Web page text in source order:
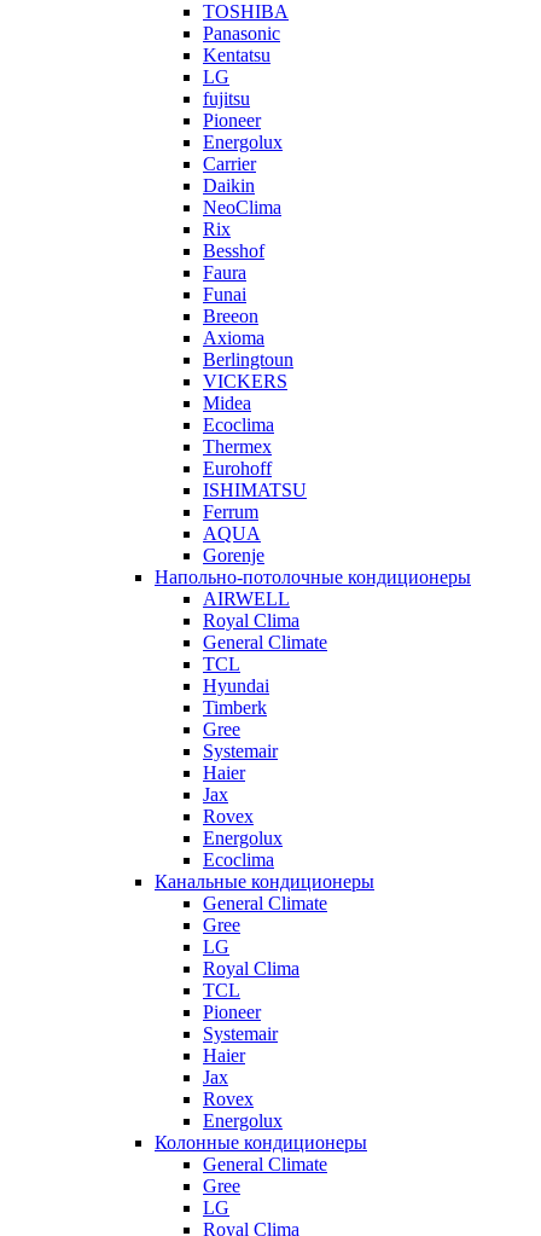
TOSHIBA
Panasonic
Kentatsu
LG
fujitsu
Pioneer
Energolux
Carrier
Daikin
NeoClima
Rix
Besshof
Faura
Funai
Breeon
Axioma
Berlingtoun
VICKERS
Midea
Ecoclima
Thermex
Eurohoff
ISHIMATSU
Ferrum
AQUA
Gorenje
Напольно-потолочные кондиционеры
AIRWELL
Royal Clima
General Climate
TCL
Hyundai
Timberk
Gree
Systemair
Haier
Jax
Rovex
Energolux
Ecoclima
Канальные кондиционеры
General Climate
Gree
LG
Royal Clima
TCL
Pioneer
Systemair
Haier
Jax
Rovex
Energolux
Колонные кондиционеры
General Climate
Gree
LG
Royal Clima